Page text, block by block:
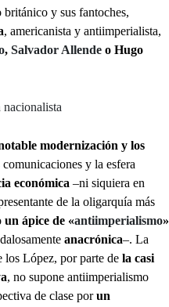
y sus fantoches,
, americanista y antiimperialista,
, Salvador Allende o Hugo
modernización y los
y la esfera
económica –ni siquiera en
de la oligarquía más
un ápice de «antiimperialismo»
anacrónica–. La
los López, por parte de la casi
, no supone antiimperialismo
de clase porun